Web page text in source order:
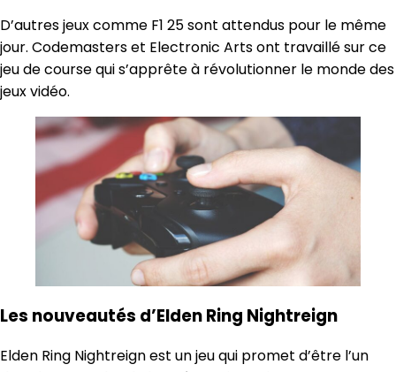
D’autres jeux comme F1 25 sont attendus pour le même
jour. Codemasters et Electronic Arts ont travaillé sur ce
jeu de course qui s’apprête à révolutionner le monde des
jeux vidéo.
Les nouveautés d’Elden Ring Nightreign
Elden Ring Nightreign est un jeu qui promet d’être l’un